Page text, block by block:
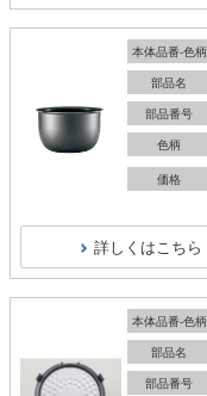
本体品番-色柄
部品名
部品番号
色柄
価格
詳しくはこちら
本体品番-色柄
部品名
部品番号